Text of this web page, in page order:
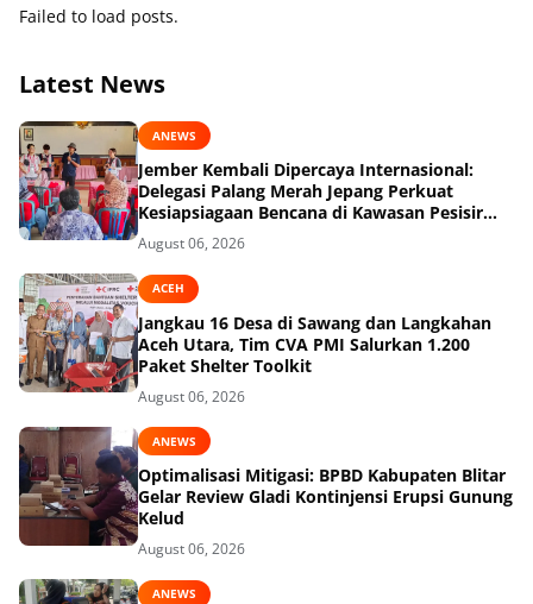
Failed to load posts.
Latest News
ANEWS
Jember Kembali Dipercaya Internasional:
Delegasi Palang Merah Jepang Perkuat
Kesiapsiagaan Bencana di Kawasan Pesisir
dan Sekolah
August 06, 2026
ACEH
Jangkau 16 Desa di Sawang dan Langkahan
Aceh Utara, Tim CVA PMI Salurkan 1.200
Paket Shelter Toolkit
August 06, 2026
ANEWS
Optimalisasi Mitigasi: BPBD Kabupaten Blitar
Gelar Review Gladi Kontinjensi Erupsi Gunung
Kelud
August 06, 2026
ANEWS